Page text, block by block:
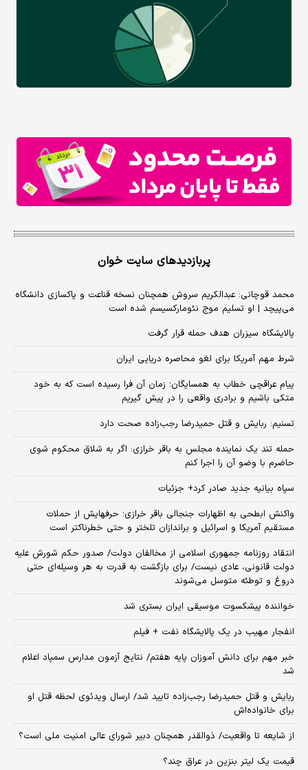
پربازدیدهای سایت خوان
محمد قوچانی: عبدالکریم سروش همچنان نسخه قناعت و پاکسازی دانشگاه
می‌پیچد | او تسلیم موج نئومارکسیسم شده است
پالایشگاه سیزران هدف حمله قرار گرفت
شرط مهم آمریکا برای لغو محاصره دریایی ایران
پیام عراقچی خطاب به همسایگان؛ زمان آن فرا رسیده است که به خود
متکی باشیم و برادری واقعی را در پیش گیریم
تسنیم: ربایش و قتل حمیدرضا رجب‌زاده صحت دارد
حمله تند یک نماینده مجلس به باقر خرازی: اگر به شلاق محکوم شوی
حاضرم با وضو آن را اجرا کنم
سپاه بیانیه جدید صادر کرد+ جزئیات
واکنش ابطحی به اظهارات جنجالی باقر خرازی؛ حرفهایش از حملات
مستقیم آمریکا و اسرائیل و براندازان تلختر و حتی خطرناکتر است
انتقاد روزنامه جمهوری اسلامی از مخالفان دولت/ صدور حکم شورش علیه
دولت قانونی، عادی نیست/ برای بازگشت به قدرت به هر وسیله‌ای حتی
دروغ و توطئه متوسل می‌شوند
خواننده پیشکسوت موسیقی ایران بستری شد
انفجار مهیب در یک پالایشگاه نفت + فیلم
خبر مهم برای دانش آموزان پایه هفتم/ نتایج آزمون مدارس سمپاد اعلام
شد
ربایش و قتل حمیدرضا رجب‌زاده تایید شد/ ارسال ویدئوی لحظه قتل او
برای خانواده‌اش
از شایعه تا واقعیت/ ذوالقدر همچنان دبیر شورای ‌عالی امنیت ملی است؟
قیمت یک لیتر بنزین در عراق چند؟